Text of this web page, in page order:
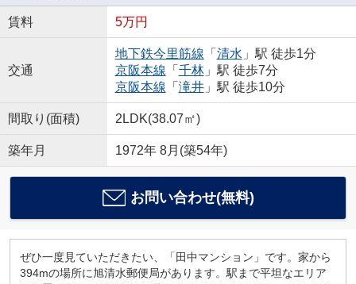
賃料 5万円
交通
地下鉄今里筋線 「 清水 」駅 徒歩1分
京阪本線 「 千林」駅 徒歩7分
京阪本線 「 滝井」駅 徒歩10分
間取り(面積) 2LDK(38.07㎡)
築年月 1972年 8月(築54年)
お問い合わせ(無料)
ぜひ一度見ていただきたい、「田中マンション」です。家から
394mの場所に旭清水郵便局があります。駅まで平坦なエリア